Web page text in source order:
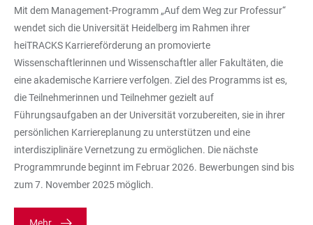
Mit dem Management-Programm „Auf dem Weg zur Professur“
wendet sich die Universität Heidelberg im Rahmen ihrer
heiTRACKS Karriereförderung an promovierte
Wissenschaftlerinnen und Wissenschaftler aller Fakultäten, die
eine akademische Karriere verfolgen. Ziel des Programms ist es,
die Teilnehmerinnen und Teilnehmer gezielt auf
Führungsaufgaben an der Universität vorzubereiten, sie in ihrer
persönlichen Karriereplanung zu unterstützen und eine
interdisziplinäre Vernetzung zu ermöglichen. Die nächste
Programmrunde beginnt im Februar 2026. Bewerbungen sind bis
zum 7. November 2025 möglich.